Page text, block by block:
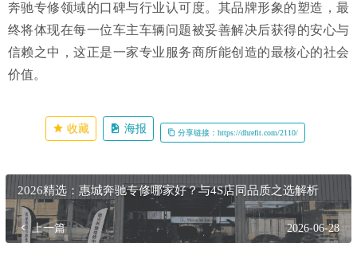
奔驰专修领域的口碑与行业认可度。其品牌形象的塑造，最
终将体现在每一位车主车辆问题被妥善解决后获得的安心与
信赖之中，这正是一家专业服务商所能创造的最核心的社会
价值。
收藏 海报 分享链接：https://dhrefit.com/2110/
2026精选：惠城奔驰专修哪家好？与4S店同品质之选解析
上一篇 2026-06-28